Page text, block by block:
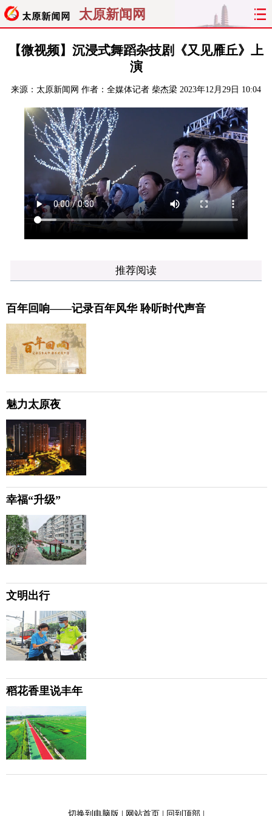
太原新闻网
首页 聚焦 太原 山西
纵横 曝光 综合 专题
旅游 理财 政务 教育
看天下 晋月读 最太原 网罗民生
太原日报 太原晚报 热评 社区
【微视频】沉浸式舞蹈杂技剧《又见雁丘》上
演
来源： 太原新闻网 作者：全媒体记者 柴杰梁 2023年12月29日 10:04
推荐阅读
百年回响——记录百年风华 聆听时代声音
魅力太原夜
幸福“升级”
文明出行
稻花香里说丰年
切换到电脑版 | 网站首页| 回到顶部|